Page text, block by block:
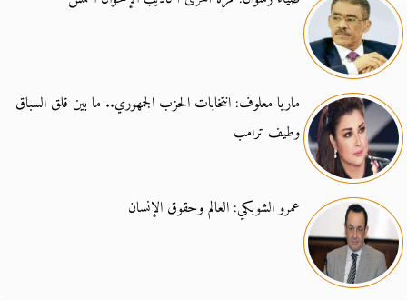
ماريا معلوف: انتخابات الحزب الجمهوري.. ما بين قلق السباق
وطيف ترامب
عمرو الشوبكي: العالم وحقوق الإنسان